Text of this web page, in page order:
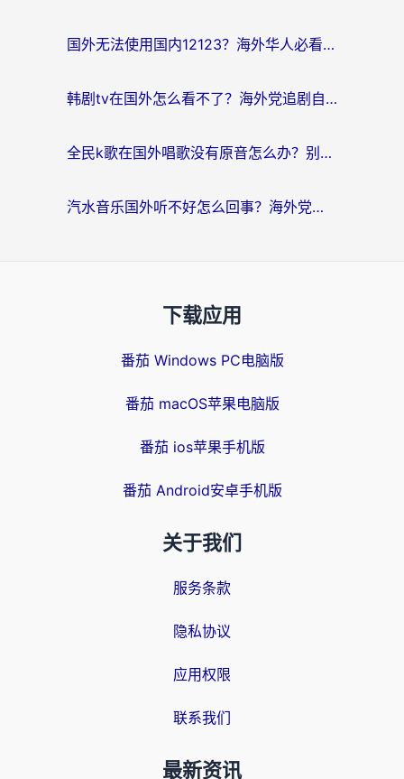
国外无法使用国内12123？海外华人必看：选对回国加速器，解决迪拜语音+12123访问难题
韩剧tv在国外怎么看不了？海外党追剧自由的终极解决方案来了
全民k歌在国外唱歌没有原音怎么办？别让地域限制毁了你的麦霸时刻
汽水音乐国外听不好怎么回事？海外党亲测有效的回国加速方案来了
下载应用
番茄 Windows PC电脑版
番茄 macOS苹果电脑版
番茄 ios苹果手机版
番茄 Android安卓手机版
关于我们
服务条款
隐私协议
应用权限
联系我们
最新资讯